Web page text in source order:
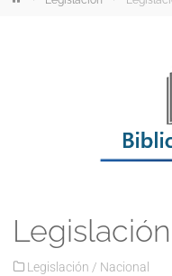
Legislación / Nacional